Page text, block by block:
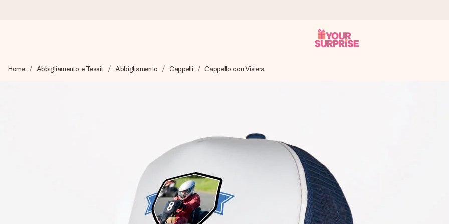
Prepariamo il tuo regalo con attenzione e lo spediamo in un lampo – così potrai consegnarlo al momento giusto, quando conta
Realizza qualcosa di unico in pochi passi – con il suo nome, una tua foto o un messaggio che tocchi il cuore. Nessuna
Home Abbigliamento e Tessili Abbigliamento Cappelli Cappello con Visiera